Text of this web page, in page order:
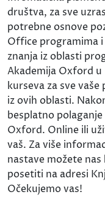
društva, za sve
potrebne osnove
Office programima
znanja iz oblasti
Akademija Oxford
kurseva za sve
iz ovih oblasti.
besplatno
Oxford. Online ili
vaš. Za više
nastave možete
posetiti na adresi
Očekujemo vas!